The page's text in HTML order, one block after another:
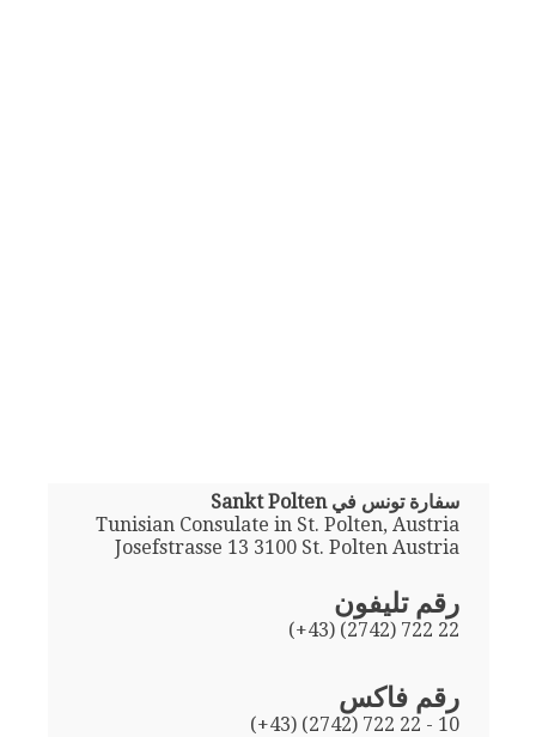
سفارة تونس في Sankt Polten
Tunisian Consulate in St. Polten, Austria
Josefstrasse 13 3100 St. Polten Austria
رقم تليفون
(+43) (2742) 722 22
رقم فاكس
(+43) (2742) 722 22 - 10